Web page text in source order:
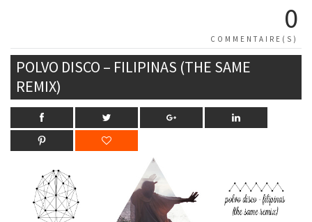
0
COMMENTAIRE(S)
POLVO DISCO – FILIPINAS (THE SAME
REMIX)